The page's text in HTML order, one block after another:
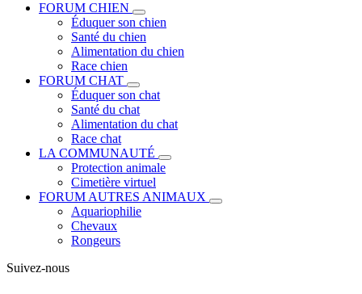
FORUM CHIEN
Éduquer son chien
Santé du chien
Alimentation du chien
Race chien
FORUM CHAT
Éduquer son chat
Santé du chat
Alimentation du chat
Race chat
LA COMMUNAUTÉ
Protection animale
Cimetière virtuel
FORUM AUTRES ANIMAUX
Aquariophilie
Chevaux
Rongeurs
Suivez-nous